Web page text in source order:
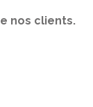
nos clients.